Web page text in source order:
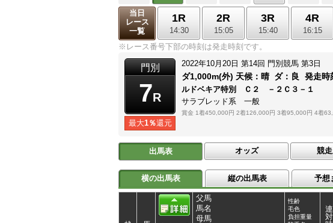
当日
レース
一覧
1R
14:30
2R
15:05
3R
15:40
4R
16:15
※レース番号下部の時刻は発走時刻です。
門別
7R
最大1％還元
2022年10月20日 第14回 門別競馬 第3日
ダ1,000m(外) 天候： 晴 ダ： 良 発走時
ルドベキア特別 Ｃ２ －２Ｃ３－１
サラブレッド系 一般
賞金 1着450,000円 2着126,000円 3着95,000円 4着
出馬表 オッズ 競
横の出馬表 縦の出馬表 予想
父馬
馬名
母馬
性齢
毛色
負担重量
連
対